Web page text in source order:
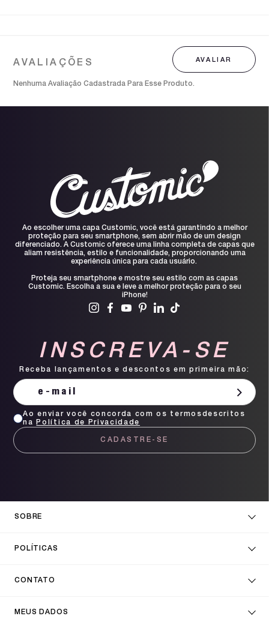
Nenhuma Avaliação Cadastrada Para Esse Produto.
Ao escolher uma capa Customic, você está garantindo a melhor
proteção para seu smartphone, sem abrir mão de um design
diferenciado. A Customic oferece uma linha completa de capas que
aliam resistência, estilo e funcionalidade, proporcionando uma
experiência única para cada usuário.
Proteja seu smartphone e mostre seu estilo com as capas
Customic. Escolha a sua e leve a melhor proteção para o seu
iPhone!
INSCREVA-SE
Receba lançamentos e descontos em primeira mão:
CADASTRE-SE
Ao enviar você concorda com os termosdescritos
na
Política de Privacidade
SOBRE
POLÍTICAS
CONTATO
MEUS DADOS